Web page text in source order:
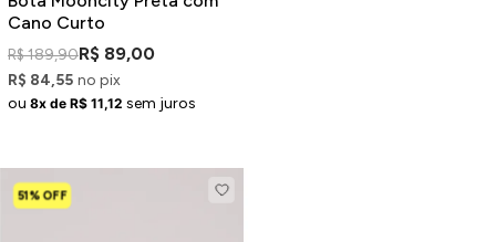
Cano Curto
R$ 189,90R$ 89,00
R$ 84,55 no pix
ou 8x de R$ 11,12 sem juros
51% OFF